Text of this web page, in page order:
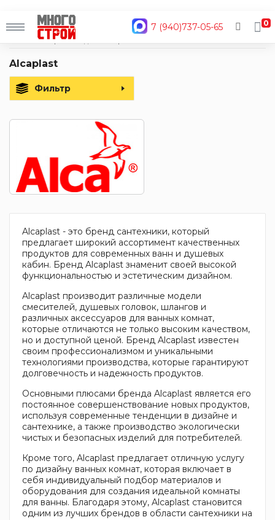
7 (940)737-05-65
0
Главная
Alcaplast
Фильтр
Alcaplast - это бренд сантехники, который
предлагает широкий ассортимент качественных
продуктов для современных ванн и душевых
кабин. Бренд Alcaplast знаменит своей высокой
функциональностью и эстетическим дизайном.
Alcaplast производит различные модели
смесителей, душевых головок, шлангов и
различных аксессуаров для ванных комнат,
которые отличаются не только высоким качеством,
но и доступной ценой. Бренд Alcaplast известен
своим профессионализмом и уникальными
технологиями производства, которые гарантируют
долговечность и надежность продуктов.
Основными плюсами бренда Alcaplast является его
постоянное совершенствование новых продуктов,
используя современные тенденции в дизайне и
сантехнике, а также производство экологически
чистых и безопасных изделий для потребителей.
Кроме того, Alcaplast предлагает отличную услугу
по дизайну ванных комнат, которая включает в
себя индивидуальный подбор материалов и
оборудования для создания идеальной комнаты
для ванны. Благодаря этому, Alcaplast становится
одним из лучших брендов в области сантехники на